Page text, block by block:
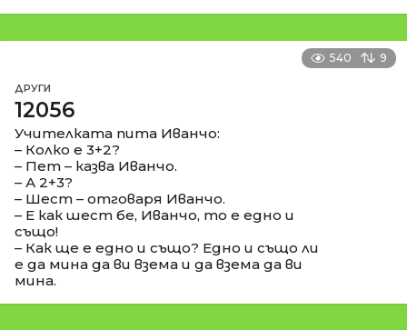
540 9
ДРУГИ
12056
Учителката пита Иванчо:
– Колко е 3+2?
– Пет – казва Иванчо.
– А 2+3?
– Шест – отговаря Иванчо.
– Е как шест бе, Иванчо, то е едно и
също!
– Как ще е едно и също? Едно и също ли
е да мина да ви взема и да взема да ви
мина.